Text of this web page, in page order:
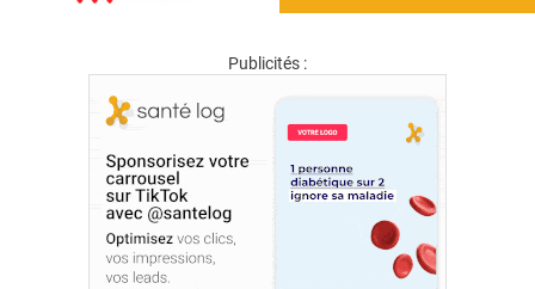
Publicités :